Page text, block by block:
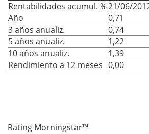
Rentabilidades acumul. %21/06/
Año
0,71
3 años anualiz.
0,74
5 años anualiz.
1,22
10 años anualiz.
1,39
Rendimiento a 12 meses 0,00
Rating Morningstar™